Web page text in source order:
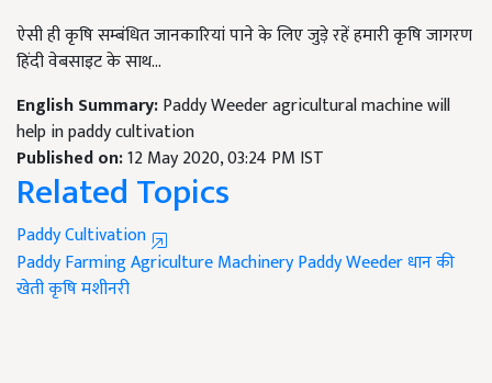
ऐसी ही कृषि सम्बंधित जानकारियां पाने के लिए जुड़े रहें हमारी कृषि जागरण
हिंदी वेबसाइट के साथ...
English Summary:Paddy Weeder agricultural machine will
help in paddy cultivation
Published on:12 May 2020, 03:24 PM IST
Related Topics
Paddy Cultivation
Paddy FarmingAgriculture MachineryPaddy Weederधान की
खेतीकृषि मशीनरी